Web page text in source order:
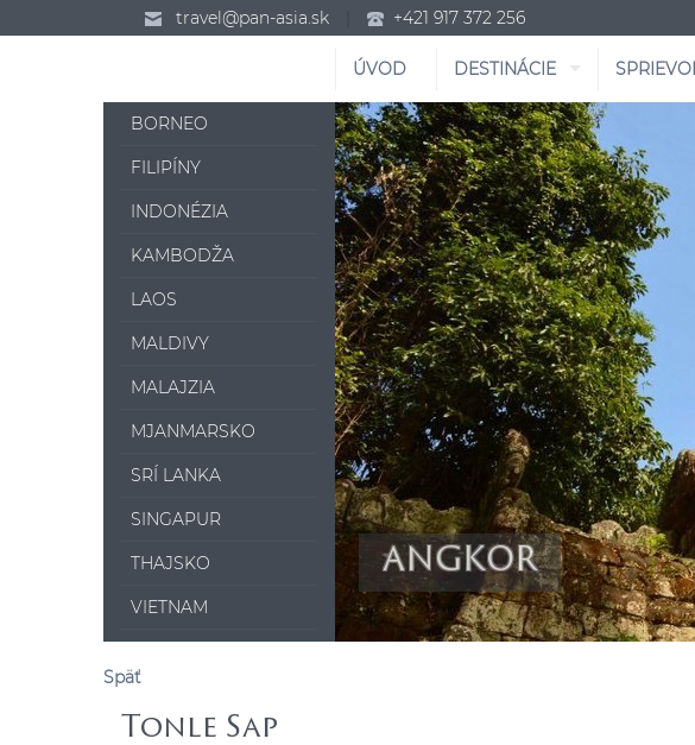
travel@pan-asia.sk +421 917 372 256
ÚVOD DESTINÁCIE
BORNEO
FILIPÍNY
INDONÉZIA
KAMBODŽA
LAOS
MALDIVY
MALAJZIA
MJANMARSKO
SRÍ LANKA
SINGAPUR
THAJSKO
VIETNAM
ANGKOR
Späť
Tonle Sap